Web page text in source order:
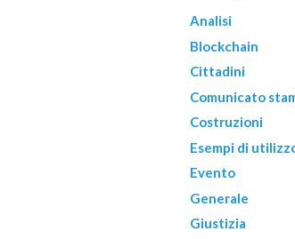
Analisi
Blockchain
Cittadini
Comunicato
Costruzioni
Esempi di
Evento
Generale
Giustizia